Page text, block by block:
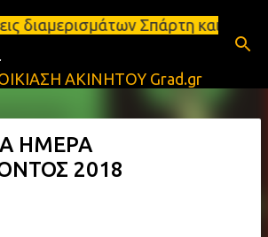
στο κύριο περιεχόμενο
Σπάρτη και Λακωνία
ΑΚΙΝΗΤΟΥ Grad.gr
ΗΜΕΡΑ
2018